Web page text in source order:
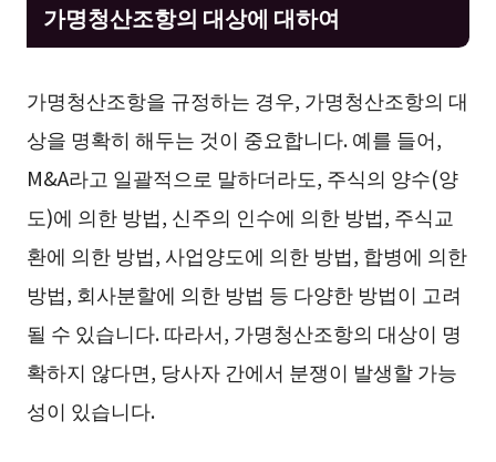
가명청산조항의 대상에 대하여
가명청산조항을 규정하는 경우, 가명청산조항의 대
상을 명확히 해두는 것이 중요합니다. 예를 들어,
M&A라고 일괄적으로 말하더라도, 주식의 양수(양
도)에 의한 방법, 신주의 인수에 의한 방법, 주식교
환에 의한 방법, 사업양도에 의한 방법, 합병에 의한
방법, 회사분할에 의한 방법 등 다양한 방법이 고려
될 수 있습니다. 따라서, 가명청산조항의 대상이 명
확하지 않다면, 당사자 간에서 분쟁이 발생할 가능
성이 있습니다.